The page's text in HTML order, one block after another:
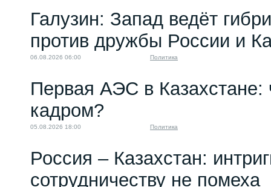
Галузин: Запад ведёт
против дружбы России и
06.08.2026 06:00 Политика
Первая АЭС в Казахстане:
кадром?
05.08.2026 18:00 Политика
Россия – Казахстан:
сотрудничеству не помеха